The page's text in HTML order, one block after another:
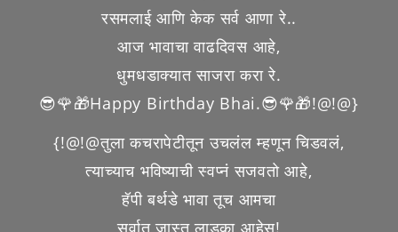
रसमलाई आणि केक सर्व आणा रे..
आज भावाचा वाढदिवस आहे,
धुमधडाक्यात साजरा करा रे.
😎🌹🎁Happy Birthday Bhai.😎🌹🎁!@!@}
{!@!@तुला कचरापेटीतून उचलंल म्हणून चिडवलं,
त्याच्याच भविष्याची स्वप्नं सजवतो आहे,
हॅपी बर्थडे भावा तूच आमचा